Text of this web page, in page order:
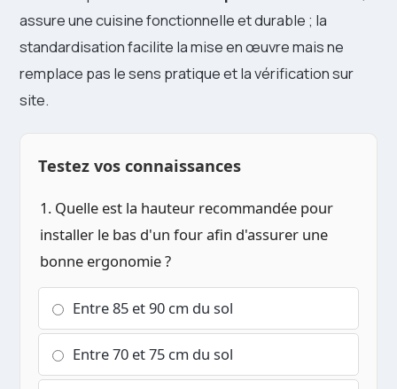
assure une cuisine fonctionnelle et durable ; la
standardisation facilite la mise en œuvre mais ne
remplace pas le sens pratique et la vérification sur
site.
Testez vos connaissances
1. Quelle est la hauteur recommandée pour
installer le bas d'un four afin d'assurer une
bonne ergonomie ?
Entre 85 et 90 cm du sol
Entre 70 et 75 cm du sol